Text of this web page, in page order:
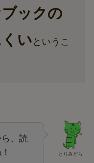
ックの
いというこ
とりみどら
、読